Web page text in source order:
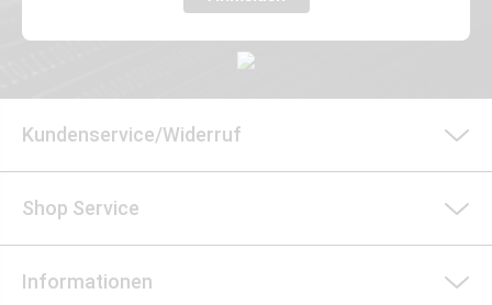
Kundenservice/Widerruf
Shop Service
Informationen